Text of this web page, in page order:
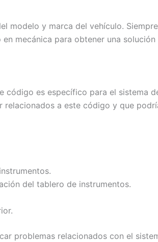
modelo y marca del vehículo.
mecánica para obtener una solución
código es específico para el sistema
relacionados a este código y que
del tablero de instrumentos.
problemas relacionados con el